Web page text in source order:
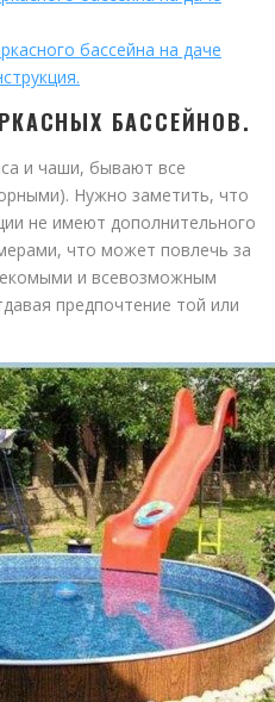
бассейна на даче
БАССЕЙНОВ.
и чаши, бывают все
Нужно заметить, что
не имеют дополнительного
что может повлечь за
и всевозможным
предпочтение той или